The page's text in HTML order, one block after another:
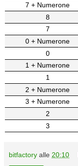
7 + Numerone
8
7
0 + Numerone
0
1 + Numerone
1
2 + Numerone
3 + Numerone
2
3
bitfactory alle 20:10